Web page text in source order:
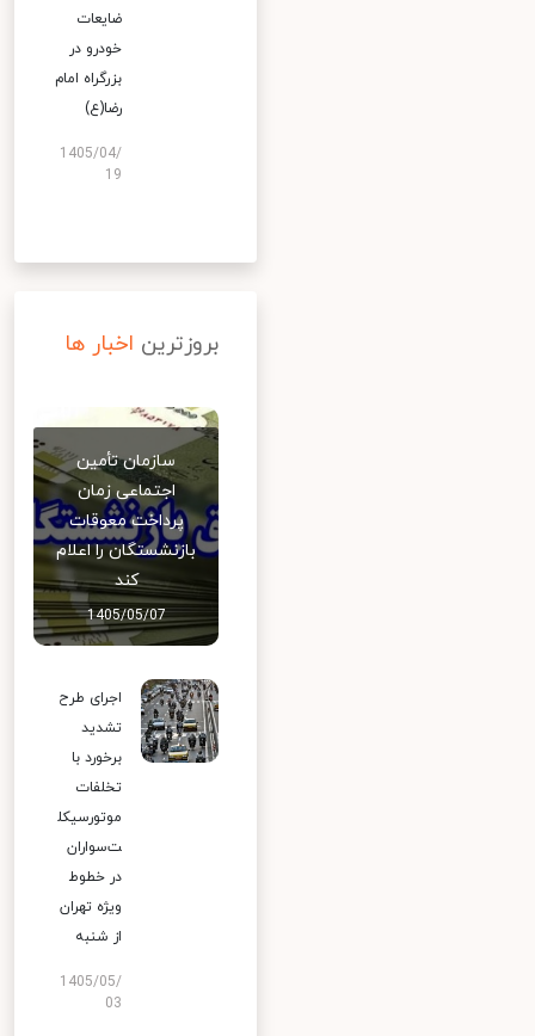
ضایعات
خودرو در
بزرگراه امام
رضا(ع)
1405/04/
19
بروزترین اخبار ها
سازمان تأمین
اجتماعی زمان
پرداخت معوقات
بازنشستگان را اعلام
کند
1405/05/07
اجرای طرح
تشدید
برخورد با
تخلفات
موتورسیکل
ت‌سواران
در خطوط
ویژه تهران
از شنبه
1405/05/
03